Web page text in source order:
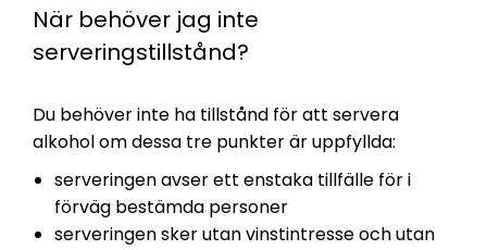
När behöver jag inte
serveringstillstånd?
Du behöver inte ha tillstånd för att servera
alkohol om dessa tre punkter är uppfyllda:
serveringen avser ett enstaka tillfälle för i
förväg bestämda personer
serveringen sker utan vinstintresse och utan